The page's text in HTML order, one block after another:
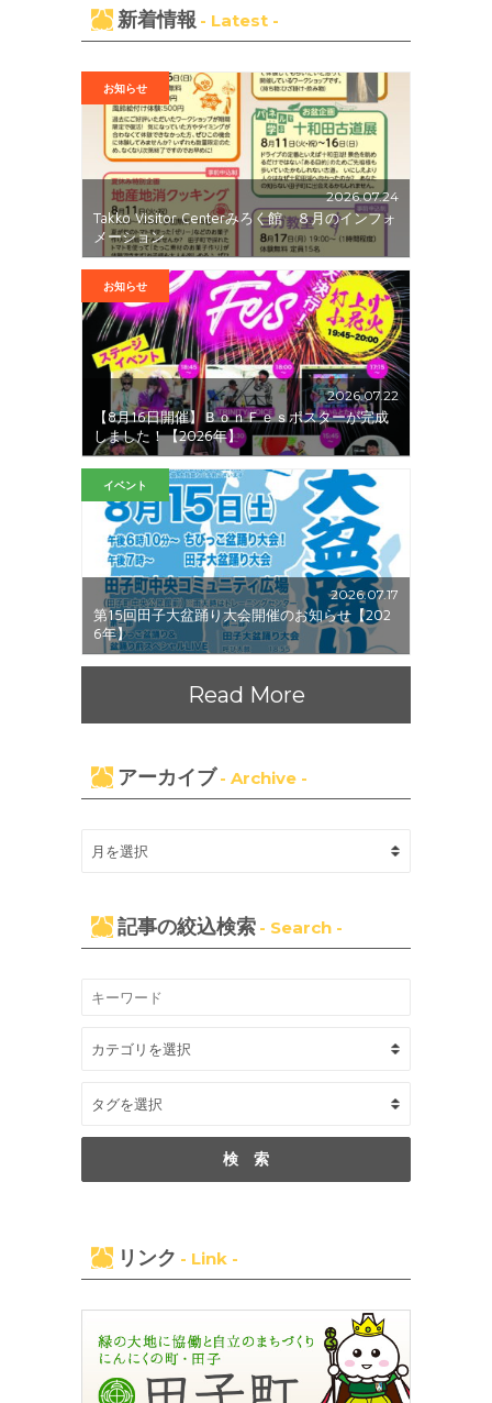
新着情報 - Latest -
お知らせ
2026.07.24
Takko Visitor Centerみろく館 ８月のインフォ
メーション
お知らせ
2026.07.22
【8月16日開催】ＢｏｎＦｅｓポスターが完成
しました！【2026年】
イベント
2026.07.17
第15回田子大盆踊り大会開催のお知らせ【202
6年】
Read More
アーカイブ - Archive -
記事の絞込検索 - Search -
リンク - Link -